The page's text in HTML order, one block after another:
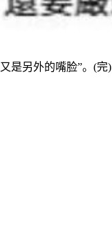
是另外的嘴脸”。(完)